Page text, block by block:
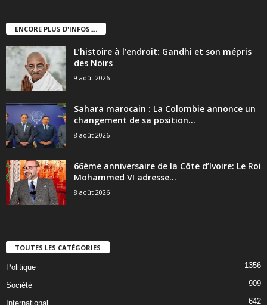
ENCORE PLUS D'INFOS....
L’histoire à l’endroit: Gandhi et son mépris
des Noirs
9 août 2026
Sahara marocain : La Colombie annonce un
changement de sa position...
8 août 2026
66ème anniversaire de la Côte d’Ivoire: Le Roi
Mohammed VI adresse...
8 août 2026
TOUTES LES CATÉGORIES
Politique 1356
Société 909
International 642